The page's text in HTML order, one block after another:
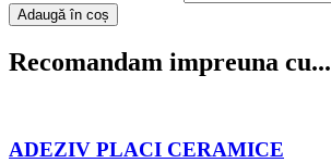
Adaugă în coș
Recomandam impreuna cu...
ADEZIV PLACI CERAMICE